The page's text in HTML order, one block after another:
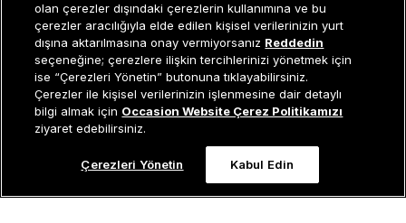
Sepete Ekle
Müşteri İlişkileri 0 850 800 01 20
ERKEK KATEGORILER
olan çerezler dışındaki çerezlerin kullanımına ve bu
çerezler aracılığıyla elde edilen kişisel verilerinizin yurt
dışına aktarılmasına onay vermiyorsanız Reddedin
seçeneğine; çerezlere ilişkin tercihlerinizi yönetmek için
ise “Çerezleri Yönetin” butonuna tıklayabilirsiniz.
Çerezler ile kişisel verilerinizin işlenmesine dair detaylı
bilgi almak için Occasion Website Çerez Politikamızı
ziyaret edebilirsiniz.
Çerezleri Yönetin Kabul Edin